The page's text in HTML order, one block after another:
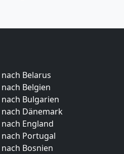
Belarus
Belgien
Bulgarien
Dänemark
England
Portugal
Bosnien